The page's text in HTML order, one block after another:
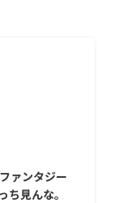
ァンタジー
ち見んな。